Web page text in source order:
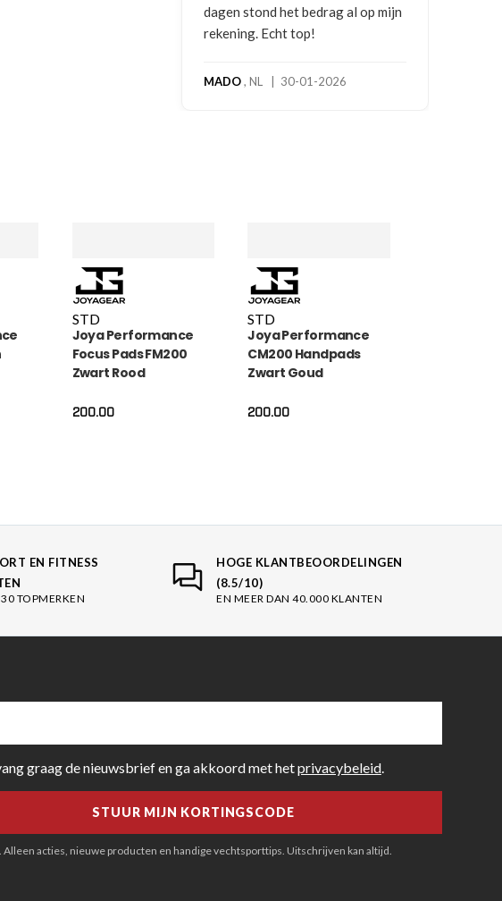
dagen stond het bedrag al op mijn
rekening. Echt top!
MADO, NL | 30-01-2026
STD
Joya Performance
Focus Pads FM200
Zwart Rood
200.00
STD
Joya Performance
CM200 Handpads
Zwart Goud
200.00
EN FITNESS
TOPMERKEN
HOGE KLANTBEOORDELINGEN
(8.5/10)
EN MEER DAN 40.000 KLANTEN
graag de nieuwsbrief en ga akkoord met hetprivacybeleid.
Alleen acties, nieuwe producten en handige vechtsporttips. Uitschrijven kan altijd.